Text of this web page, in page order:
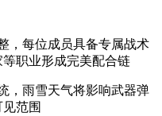
，每位成员具备专属战术
职业形成完美配合链
，雨雪天气将影响武器弹
范围